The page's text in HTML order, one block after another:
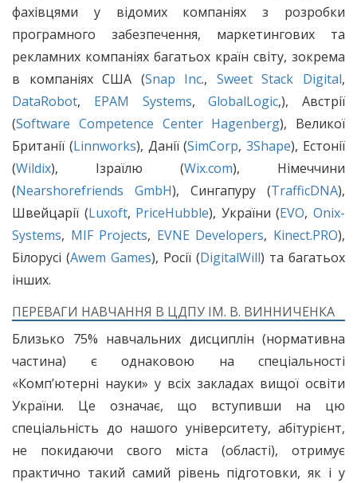
фахівцями у відомих компаніях з розробки
програмного забезпечення, маркетингових та
рекламних компаніях багатьох країн світу, зокрема
в компаніях США (Snap Inc., Sweet Stack Digital,
DataRobot, EPAM Systems,GlobalLogic,), Австрії
(Software Competence Center Hagenberg), Великої
Британії (Linnworks), Данії (SimCorp,3Shape), Естонії
(Wildix), Ізраїлю (Wix.com), Німеччини
(Nearshorefriends GmbH), Сингапуру (TrafficDNA),
Швейцарії (Luxoft, PriceHubble), України (EVO,Onix-
Systems, MIF Projects, EVNE Developers, Kinect.PRO),
Білорусі (Awem Games), Росії (DigitalWill) та багатьох
інших.
ПЕРЕВАГИ НАВЧАННЯ В ЦДПУ ІМ. В. ВИННИЧЕНКА
Близько 75% навчальних дисциплін (нормативна
частина) є однаковою на спеціальності
«Комп’ютерні науки» у всіх закладах вищої освіти
України. Це означає, що вступивши на цю
спеціальність до нашого університету, абітурієнт,
не покидаючи свого міста (області), отримує
практично такий самий рівень підготовки, як і у